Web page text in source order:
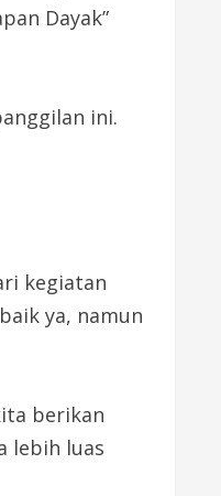
Dayak”
ini.
kegiatan
ya, namun
berikan
lebih luas